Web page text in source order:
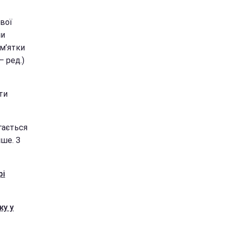
ред.)
З
у